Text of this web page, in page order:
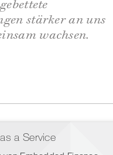
stärker an uns
wachsen.
a Service